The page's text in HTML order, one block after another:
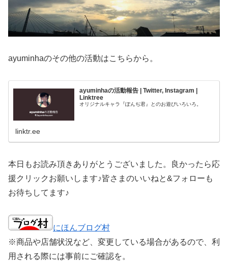
ayuminhaのその他の活動はこちらから。
ayuminhaの活動報告 | Twitter, Instagram |
Linktree
オリジナルキャラ『ぽんぢ君』とのお遊びいろいろ。
linktr.ee
本日もお読み頂きありがとうございました。良かったら応
援クリックお願いします♪皆さまのいいねと&フォローも
お待ちしてます♪
にほんブログ村
※商品や店舗状況など、変更している場合があるので、利
用される際には事前にご確認を。